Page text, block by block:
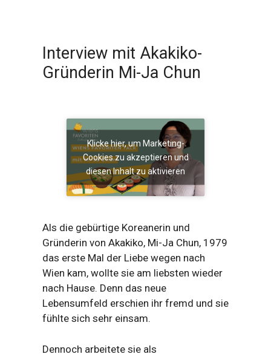
Interview mit Akakiko-
Gründerin Mi-Ja Chun
Klicke hier, um Marketing-
Cookies zu akzeptieren und
diesen Inhalt zu aktivieren
Als die gebürtige Koreanerin und
Gründerin von Akakiko, Mi-Ja Chun, 1979
das erste Mal der Liebe wegen nach
Wien kam, wollte sie am liebsten wieder
nach Hause. Denn das neue
Lebensumfeld erschien ihr fremd und sie
fühlte sich sehr einsam.
Dennoch arbeitete sie als